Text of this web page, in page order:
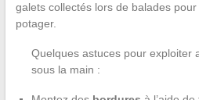
galets collectés lors de balades
potager.
Quelques astuces pour exploiter
sous la main :